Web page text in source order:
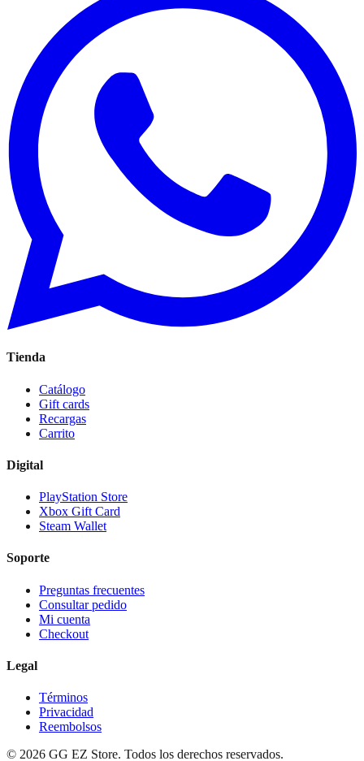
Tienda
Catálogo
Gift cards
Recargas
Carrito
Digital
PlayStation Store
Xbox Gift Card
Steam Wallet
Soporte
Preguntas frecuentes
Consultar pedido
Mi cuenta
Checkout
Legal
Términos
Privacidad
Reembolsos
© 2026 GG EZ Store. Todos los derechos reservados.